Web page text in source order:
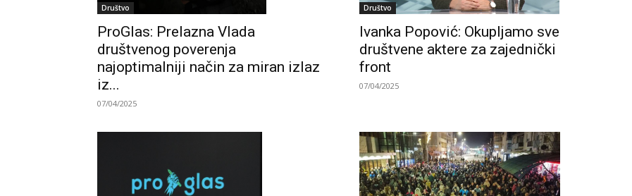
Društvo
ProGlas: Prelazna Vlada
društvenog poverenja
najoptimalniji način za miran izlaz
iz...
07/04/2025
Društvo
Ivanka Popović: Okupljamo sve
društvene aktere za zajednički
front
07/04/2025